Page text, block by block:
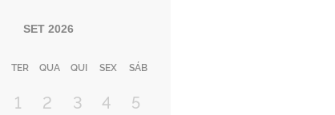
SET 2026
TER QUA QUI SEX SÁB
1 2 3 4
5